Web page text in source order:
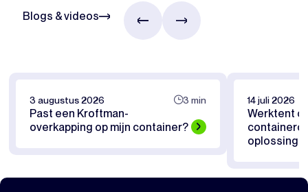
Blogs & videos
3 augustus 2026 3 min
Past een Kroftman-
overkapping op mijn container?
14 juli 2026
Werktent of
oplossing